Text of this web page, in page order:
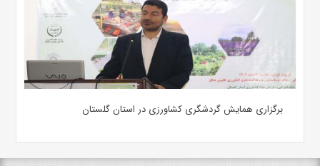
برگزاری همایش گردشگری کشاورزی در استان گلستان